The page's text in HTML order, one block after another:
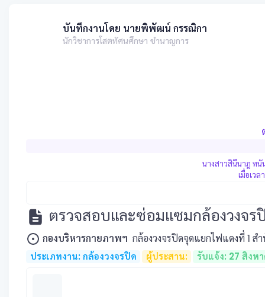
บันทึกงานโดย นายพิพัฒน์ กรรณิกา
นักวิชาการโสตทัศนศึกษา ชำนาญการ
นางสาวสินีนาฎ ทนั
เมื่อเว
ตรวจสอบและซ่อมแซมกล้องวงจร
กองบริหารกายภาพฯ กล้องวงจรปิดจุดแยกไฟแดงที่ 1 ส
ประเภทงาน: กล้องวงจรปิด ผู้ประสาน: รับแจ้ง: 27 สิงห